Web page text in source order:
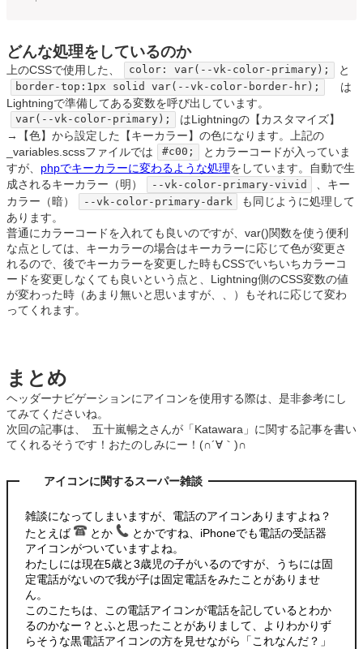
どんな処理をしているのか
上のCSSで使用した、 color: var(--vk-color-primary); と
border-top:1px solid var(--vk-color-border-hr);
は
Lightningで準備してある変数を呼び出しています。
var(--vk-color-primary);
はLightningの【カスタマイズ】
→
【色】から設定した 【キーカラー】の色になります。上記の
_variables.scssファイルでは
#c00;
とカラーコードが入っていま
すが、 phpでキーカラーに変わるような処理をしています。自動で生
成されるキーカラー（明）
--vk-color-primary-vivid
、キー
カラー（暗）
--vk-color-primary-dark
も同じように処理して
あります。
普通にカラーコードを入れても良いのですが、 var()関数を使う便利
な点としては、キーカラーの場合はキーカラーに応じて色が変更さ
れるので、後でキーカラーを変更した時もCSSでいちいちカラーコ
ードを変更しなくても良いという点と、Lightning側のCSS変数の値
が変わった時（あまり無いと思いますが、、）もそれに応じて変わ
ってくれます。
まとめ
ヘッダーナビゲーションにアイコンを使用する際は、是非参考にし
てみてくださいね。
次回の記事は、 五十嵐暢之さんが「Katawara」に関する記事を書い
てくれるそうです！おたのしみにー！(∩´∀｀)∩
アイコンに関するスーパー雑談
雑談になってしまいますが、電話のアイコンありますよね？
たとえば
とか
とかですね、iPhoneでも電話の受話器
アイコンがついていますよね。
わたしには現在5歳と3歳児の子がいるのですが、うちには固
定電話がないので我が子は固定電話をみたことがありませ
ん。
このこたちは、この電話アイコンが電話を記しているとわか
るのかなー？とふと思ったことがありまして、よりわかりず
らそうな黒電話アイコンの方を見せながら「これなんだ？」